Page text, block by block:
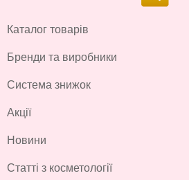
Каталог товарів
Бренди та виробники
Система знижок
Акції
Новини
Статті з косметології